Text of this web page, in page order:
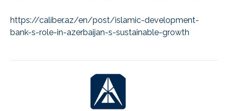
https://caliber.az/en/post/islamic-development-
bank-s-role-in-azerbaijan-s-sustainable-growth